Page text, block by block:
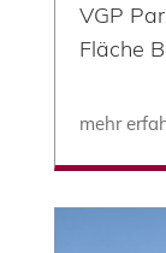
VGP
Fläche
mehr